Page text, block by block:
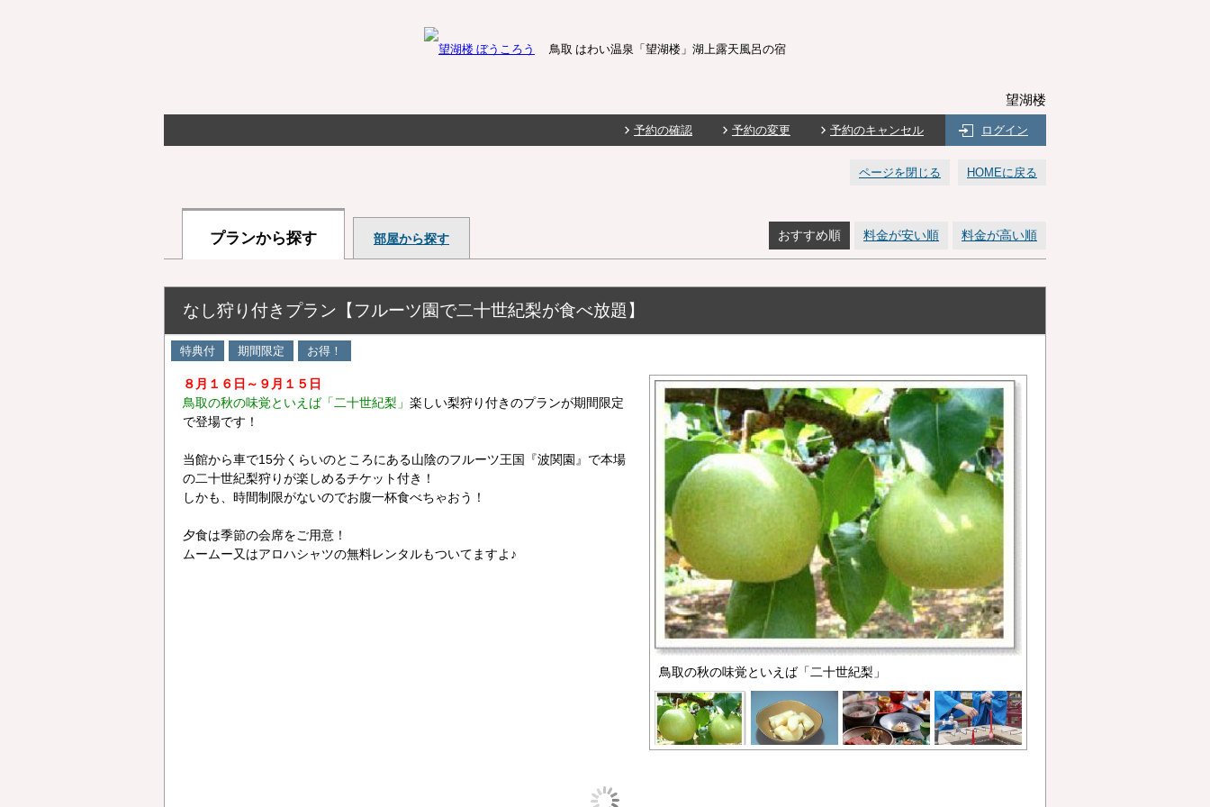
鳥取 はわい温泉「望湖楼」湖上露天風呂の宿
望湖楼
予約の確認 予約の変更 予約のキャンセル ログイン
ページを閉じる HOMEに戻る
プランから探す 部屋から探す おすすめ順 料金が安い順 料金が高い順
なし狩り付きプラン【フルーツ園で二十世紀梨が食べ放題】
特典付 期間限定 お得！
８月１６日～９月１５日
鳥取の秋の味覚といえば「二十世紀梨」 楽しい梨狩り付きのプランが期間限定
で登場です！
当館から車で15分くらいのところにある山陰のフルーツ王国『波関園』で本場
の二十世紀梨狩りが楽しめるチケット付き！
しかも、時間制限がないのでお腹一杯食べちゃおう！
夕食は季節の会席をご用意！
ムームー又はアロハシャツの無料レンタルもついてますよ♪
鳥取の秋の味覚といえば「二十世紀梨」